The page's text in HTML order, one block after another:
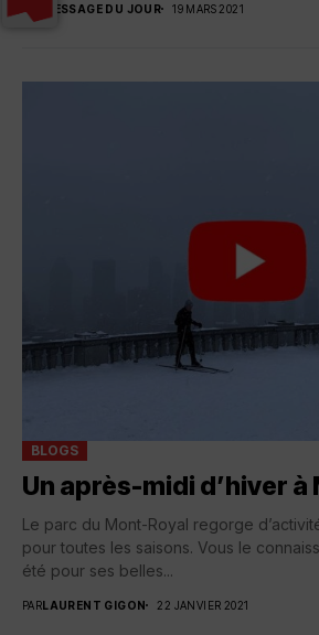
MESSAGE DU JOUR 19 MARS 2021
BLOGS
Un après-midi d’hiver à
Le parc du Mont-Royal regorge
pour toutes les saisons. Vous le
été pour ses belles...
PARLAURENT GIGON 22 JANVIER 2021